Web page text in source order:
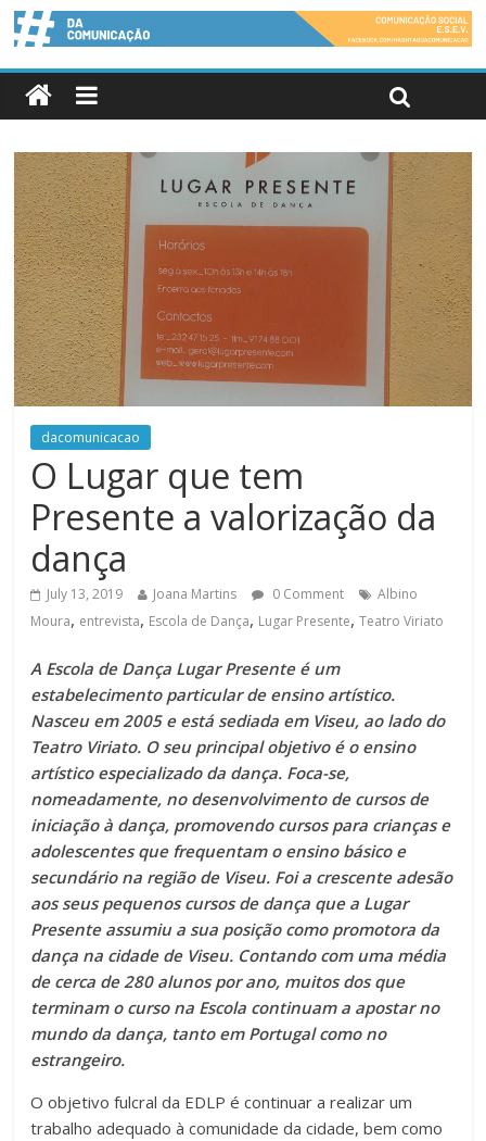
dacomunicacao
O Lugar que tem
Presente a valorização da
dança
July 13, 2019 Joana Martins 0 Comment
Albino
Moura, entrevista, Escola de Dança, Lugar Presente,Teatro Viriato
A Escola de Dança Lugar Presente é um
estabelecimento particular de ensino artístico.
Nasceu em 2005 e está sediada em Viseu, ao lado do
Teatro Viriato. O seu principal objetivo é o ensino
artístico especializado da dança. Foca-se,
nomeadamente, no desenvolvimento de cursos de
iniciação à dança, promovendo cursos para crianças e
adolescentes que frequentam o ensino básico e
secundário na região de Viseu. Foi a crescente adesão
aos seus pequenos cursos de dança que a Lugar
Presente assumiu a sua posição como promotora da
dança na cidade de Viseu. Contando com uma média
de cerca de 280 alunos por ano, muitos dos que
terminam o curso na Escola continuam a apostar no
mundo da dança, tanto em Portugal como no
estrangeiro.
O objetivo fulcral da EDLP é continuar a realizar um
trabalho adequado à comunidade da cidade, bem como